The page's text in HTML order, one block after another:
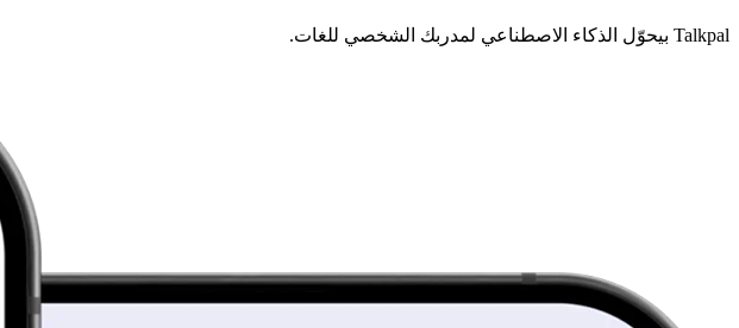
Talkpal بيحوّل الذكاء الاصطناعي لمدربك الشخصي للغات.